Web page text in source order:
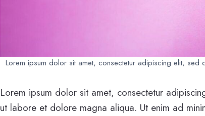
Lorem ipsum dolor sit amet, consectetur adipiscing elit,
Lorem ipsum dolor sit amet, consectetur
ut labore et dolore magna aliqua. Ut enim ad